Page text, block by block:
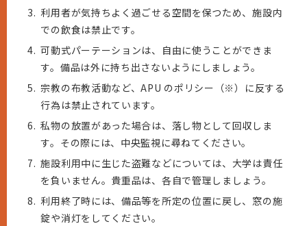
3. 利用者が気持ちよく過ごせる空間を保つため、施設内
での飲食は禁止です。
4. 可動式パーテーションは、自由に使うことができま
す。備品は外に持ち出さないようにしましょう。
5. 宗教の布教活動など、APU のポリシー（※）に反する
行為は禁止されています。
6. 私物の放置があった場合は、落し物として回収しま
す。その際には、中央監視に尋ねてください。
7. 施設利用中に生じた盗難などについては、大学は責任
を負いません。貴重品は、各自で管理しましょう。
8. 利用終了時には、備品等を所定の位置に戻し、窓の施
錠や消灯をしてください。